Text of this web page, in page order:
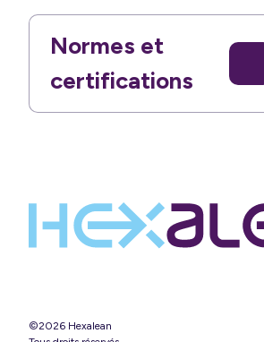
Normes et
certifications
©2026 Hexalean